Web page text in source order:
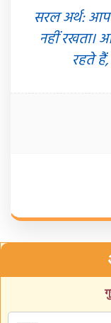
सरल अर्थ:
नहीं रखता।
रहते